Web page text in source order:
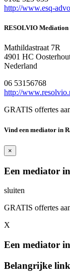
http://www.esq-
RESOLVIO Mediation
Mathildastraat 7R
4901 HC
Nederland
06 53156768
http://
GRATIS offertes
Vind een mediator in
×
Een mediator
sluiten
GRATIS offertes
X
Een mediator
Belangrijke